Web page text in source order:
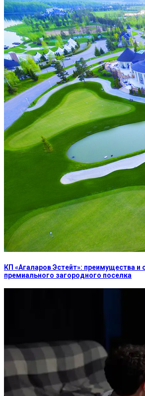
КП «Агаларов Эстейт»: преимущества и
премиального загородного поселка